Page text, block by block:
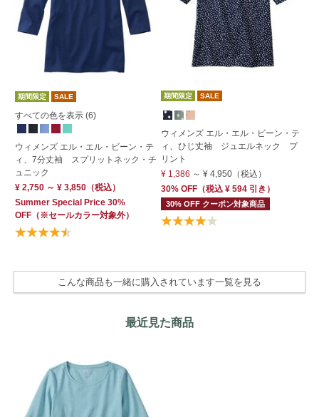
期間限定 SALE
すべての色を表示 (6)
ウィメンズ エル・エル・ビーン・テ
ィ、7分丈袖 スプリットネック・チ
ュニック
¥ 2,750 ～ ¥ 3,850（税込）
Summer Special Price 30%
OFF（※セールカラー対象外）
期間限定 SALE
ウィメンズ エル・エル・ビーン・テ
ィ、ひじ丈袖 ジュエルネック プ
リント
¥ 1,386 ～ ¥ 4,950 （税込）
30% OFF （税込 ¥ 594 引き）
30% OFF クーポン対象商品
こんな商品も一緒に購入されています一覧を見る
最近見た商品